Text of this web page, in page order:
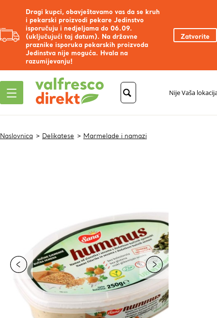
Dragi kupci, obavještavamo vas da se kruh
i pekarski proizvodi pekare Jedinstvo
isporučuju i nedjeljama do 06.09.
(uključujući taj datum). Na državne
praznike isporuka pekarskih proizvoda
Jedinstva nije moguća. Hvala na
razumijevanju!
Zatvorite
Nije Vaša
Naslovnica Delikatese Marmelade i namazi